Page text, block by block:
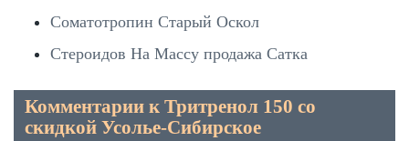
Соматотропин Старый Оскол
Стероидов На Массу продажа Сатка
Комментарии к Тритренол 150 со
скидкой Усолье-Сибирское